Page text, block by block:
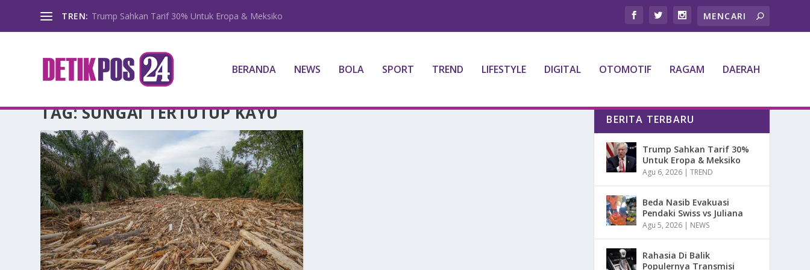
TREN: Trump Sahkan Tarif 30% Untuk Eropa & Meksiko
BERANDA NEWS BOLA SPORT TREND LIFESTYLE DIGITAL OTOMOTIF RAGAM DAERAH
TAG:SUNGAI TERTUTUP KAYU BERITA TERBARU
Trump Sahkan Tarif 30%
Untuk Eropa & Meksiko
Agu 6, 2026 |TREND
Beda Nasib Evakuasi
Pendaki Swiss vs Juliana
Agu 5, 2026 | NEWS
Rahasia Di Balik
Populernya Transmisi